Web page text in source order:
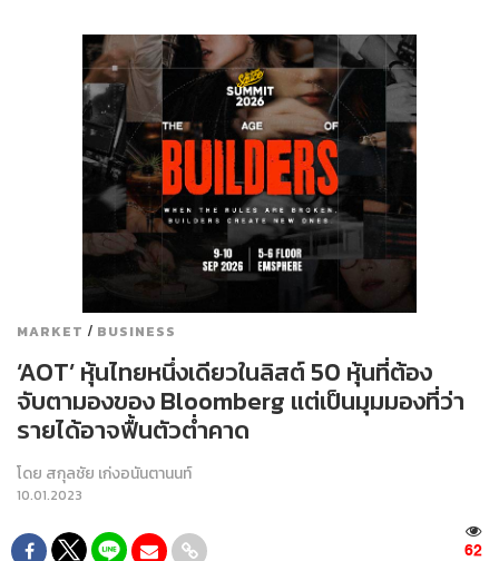
MARKET / BUSINESS
‘AOT’ หุ้นไทยหนึ่งเดียวในลิสต์ 50 หุ้นที่ต้อง
จับตามองของ Bloomberg แต่เป็นมุมมองที่ว่า
รายได้อาจฟื้นตัวต่ำคาด
โดย สกุลชัย เก่งอนันตานนท์
10.01.2023
62